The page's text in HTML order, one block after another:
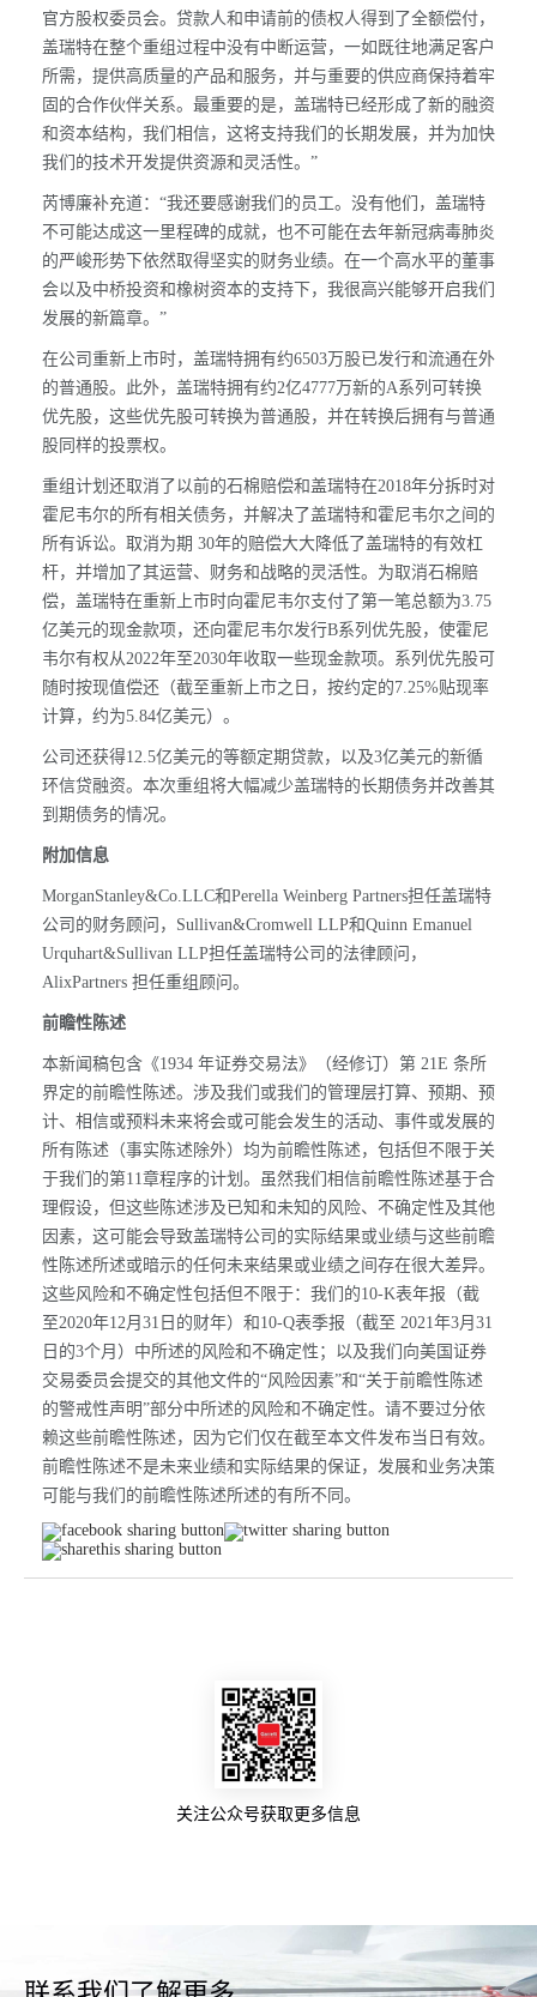
官方股权委员会。贷款人和申请前的债权人得到了全额偿付，
盖瑞特在整个重组过程中没有中断运营，一如既往地满足客户
所需，提供高质量的产品和服务，并与重要的供应商保持着牢
固的合作伙伴关系。最重要的是，盖瑞特已经形成了新的融资
和资本结构，我们相信，这将支持我们的长期发展，并为加快
我们的技术开发提供资源和灵活性。”
芮博廉补充道：“我还要感谢我们的员工。没有他们，盖瑞特
不可能达成这一里程碑的成就，也不可能在去年新冠病毒肺炎
的严峻形势下依然取得坚实的财务业绩。在一个高水平的董事
会以及中桥投资和橡树资本的支持下，我很高兴能够开启我们
发展的新篇章。”
在公司重新上市时，盖瑞特拥有约6503万股已发行和流通在外
的普通股。此外，盖瑞特拥有约2亿4777万新的A系列可转换
优先股，这些优先股可转换为普通股，并在转换后拥有与普通
股同样的投票权。
重组计划还取消了以前的石棉赔偿和盖瑞特在2018年分拆时对
霍尼韦尔的所有相关债务，并解决了盖瑞特和霍尼韦尔之间的
所有诉讼。取消为期 30年的赔偿大大降低了盖瑞特的有效杠
杆，并增加了其运营、财务和战略的灵活性。为取消石棉赔
偿，盖瑞特在重新上市时向霍尼韦尔支付了第一笔总额为3.75
亿美元的现金款项，还向霍尼韦尔发行B系列优先股，使霍尼
韦尔有权从2022年至2030年收取一些现金款项。系列优先股可
随时按现值偿还（截至重新上市之日，按约定的7.25%贴现率
计算，约为5.84亿美元）。
公司还获得12.5亿美元的等额定期贷款，以及3亿美元的新循
环信贷融资。本次重组将大幅减少盖瑞特的长期债务并改善其
到期债务的情况。
附加信息
MorganStanley&Co.LLC和Perella Weinberg Partners担任盖瑞特
公司的财务顾问，Sullivan&Cromwell LLP和Quinn Emanuel
Urquhart&Sullivan LLP担任盖瑞特公司的法律顾问，
AlixPartners 担任重组顾问。
前瞻性陈述
本新闻稿包含《1934 年证券交易法》（经修订）第 21E 条所
界定的前瞻性陈述。涉及我们或我们的管理层打算、预期、预
计、相信或预料未来将会或可能会发生的活动、事件或发展的
所有陈述（事实陈述除外）均为前瞻性陈述，包括但不限于关
于我们的第11章程序的计划。虽然我们相信前瞻性陈述基于合
理假设，但这些陈述涉及已知和未知的风险、不确定性及其他
因素，这可能会导致盖瑞特公司的实际结果或业绩与这些前瞻
性陈述所述或暗示的任何未来结果或业绩之间存在很大差异。
这些风险和不确定性包括但不限于：我们的10-K表年报（截
至2020年12月31日的财年）和10-Q表季报（截至 2021年3月31
日的3个月）中所述的风险和不确定性；以及我们向美国证券
交易委员会提交的其他文件的“风险因素”和“关于前瞻性陈述
的警戒性声明”部分中所述的风险和不确定性。请不要过分依
赖这些前瞻性陈述，因为它们仅在截至本文件发布当日有效。
前瞻性陈述不是未来业绩和实际结果的保证，发展和业务决策
可能与我们的前瞻性陈述所述的有所不同。
关注公众号获取更多信息